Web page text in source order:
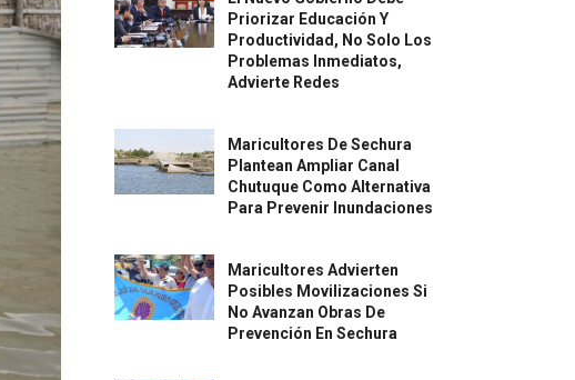
Priorizar Educación Y
Productividad, No Solo Los
Problemas Inmediatos,
Advierte Redes
Maricultores De Sechura
Plantean Ampliar Canal
Chutuque Como Alternativa
Para Prevenir Inundaciones
Maricultores Advierten
Posibles Movilizaciones Si
No Avanzan Obras De
Prevención En Sechura